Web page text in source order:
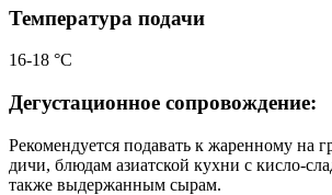
Температура подачи
16-18 °С
Дегустационное сопровождение:
Рекомендуется подавать к жаренному на
дичи, блюдам азиатской кухни с кисло-
также выдержанным сырам.